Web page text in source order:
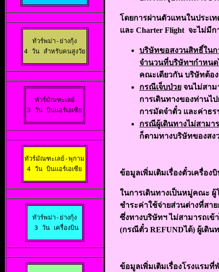
ทัวร์พม่า-ย่างกุ้ง
4 วัน สำหรับคนสูงวัย
ทัวร์มัณฑะเลย์
3 วัน บินแอร์เอเซีย
ทัวร์มัณฑะเลย์-พุกาม
4 วัน บินแอร์เอเซีย
ทัวร์พม่า-ย่างกุ้ง
3 วัน เครื่องบิน
โดยการผ่านตัวแทนในประเ
และ Charter Flight จะไม่มี
บริษัทขอสงวนสิทธิ์ในก
จำนวนที่บริษัทฯกำหนด
คณะเดียวกัน บริษัทต้อง
กรณีเจ็บป่วย จนไม่สาม
การเดินทางของท่านไ
การมัดจำตั๋ว และค่าธ
กรณีผู้เดินทางไม่สามา
ก็ตามทางบริษัทของส
ข้อมูลเพิ่มเติมเรื่องตั๋วเครื่อง
ในการเดินทางเป็นหมู่คณะ ผู้
ชำระค่าใช้จ่ายส่วนต่างที่สา
ซึ่งทางบริษัทฯ ไม่สามารถเข้
(กรณีตั๋ว REFUNDได้) ผู้เดิน
ข้อมูลเพิ่มเติมเรื่องโรงแรมที่